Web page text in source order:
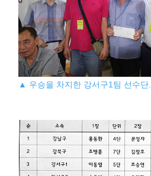
▲ 우승을 차지한 강서구1팀 선수단.